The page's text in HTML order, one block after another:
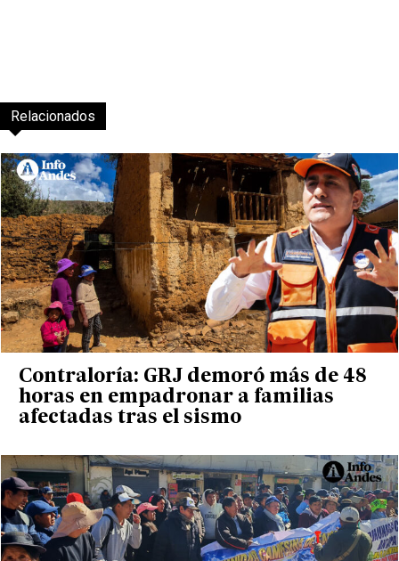
Relacionados
Contraloría: GRJ demoró más de 48
horas en empadronar a familias
afectadas tras el sismo